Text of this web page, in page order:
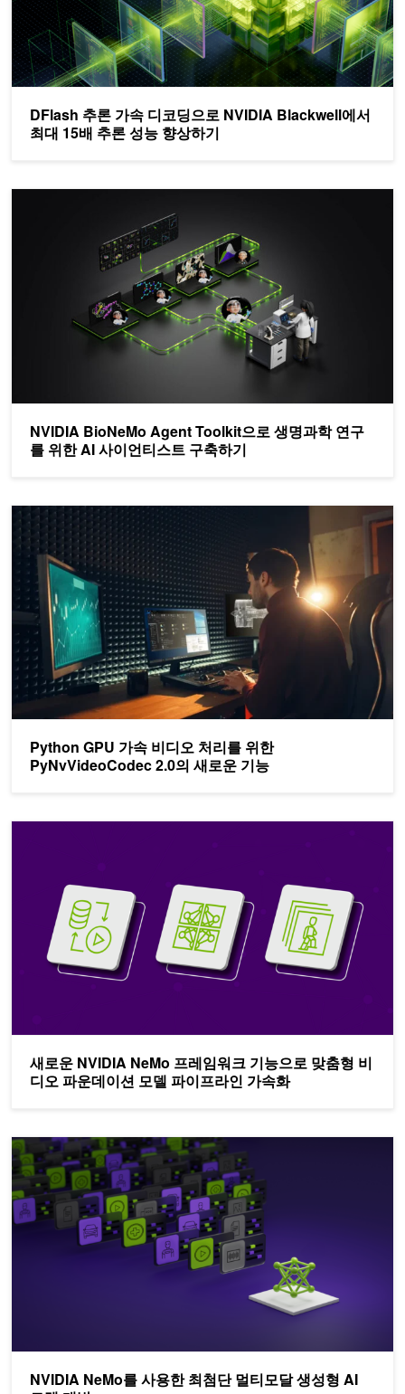
DFlash 추론 가속 디코딩으로 NVIDIA Blackwell에서
최대 15배 추론 성능 향상하기
NVIDIA BioNeMo Agent Toolkit으로 생명과학 연구
를 위한 AI 사이언티스트 구축하기
Python GPU 가속 비디오 처리를 위한
PyNvVideoCodec 2.0의 새로운 기능
Python GPU 가속 비디오 처리를 위한 PyNvVideoCodec 2.0의 새
새로운 NVIDIA NeMo 프레임워크 기능으로 맞춤형 비
디오 파운데이션 모델 파이프라인 가속화
NVIDIA NeMo를 사용한 최첨단 멀티모달 생성형 AI
NVIDIA NeMo를 사용한 최첨단 멀티모달 생성형 AI 모델 개발